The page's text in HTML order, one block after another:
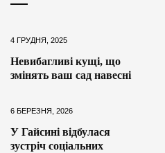
4 ГРУДНЯ, 2025
Невибагливі кущі, що
змінять ваш сад навесні
6 БЕРЕЗНЯ, 2026
У Гайсині відбулася
зустріч соціальних